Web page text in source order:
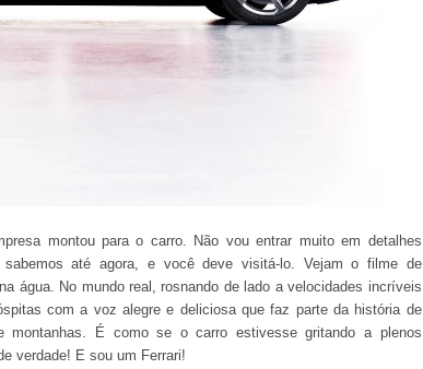
montou para o carro. Não vou entrar muito em detalhes
até agora, e você deve visitá-lo. Vejam o filme de
água. No mundo real, rosnando de lado a velocidades incríveis
com a voz alegre e deliciosa que faz parte da história de
montanhas. É como se o carro estivesse gritando a plenos
verdade! E sou um Ferrari!